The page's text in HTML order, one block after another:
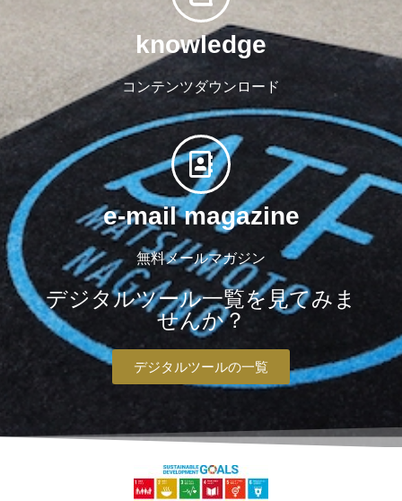
knowledge
コンテンツダウンロード
e-mail magazine
無料メールマガジン
デジタルツール一覧を見てみま
せんか？
デジタルツールの一覧